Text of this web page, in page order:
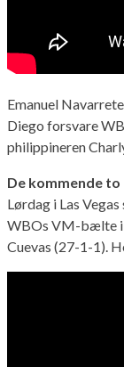
Emanuel
Diego forsvare
philippineren
De kommende to
Lørdag i Las
WBOs VM-bælte i
Cuevas (27-1-1).